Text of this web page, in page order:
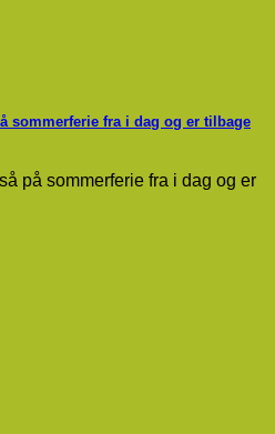
sommerferie fra i dag og er tilbage
på sommerferie fra i dag og er